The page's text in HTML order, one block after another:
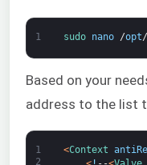
1 sudo nano /opt/
Based on your
address to the list
1
2
<Context